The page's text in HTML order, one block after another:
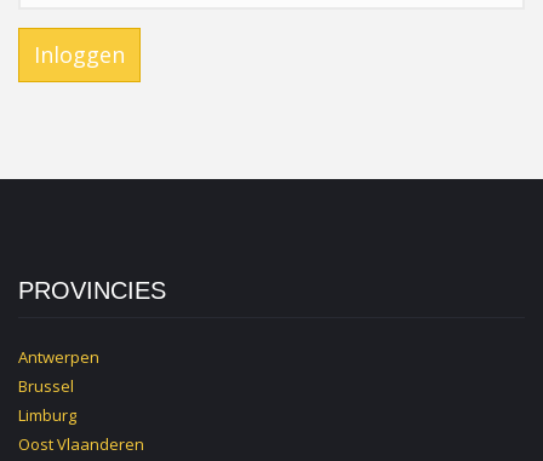
Inloggen
PROVINCIES
Antwerpen
Brussel
Limburg
Oost Vlaanderen